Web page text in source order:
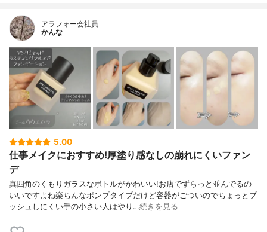
アラフォー会社員
かんな
5.00
仕事メイクにおすすめ!厚塗り感なしの崩れにくいファン
デ
真四角のくもりガラスなボトルがかわいい!お店でずらっと並んでるの
いいですよね楽ちんなポンプタイプだけど容器がごついのでちょっとプ
ッシュしにくい手の小さい人はやり…続きを見る